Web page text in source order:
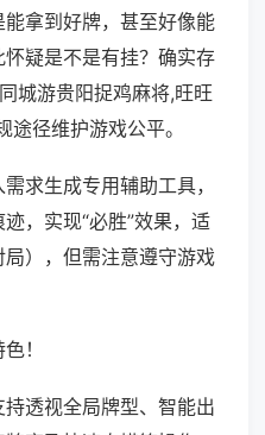
拿到好牌，甚至好像能
疑是不是有挂？确实存
城游贵阳捉鸡麻将,旺旺
径维护游戏公平。
求生成专用辅助工具，
，实现“必胜”效果，适
），但需注意遵守游戏
！
透视全局牌型、智能出